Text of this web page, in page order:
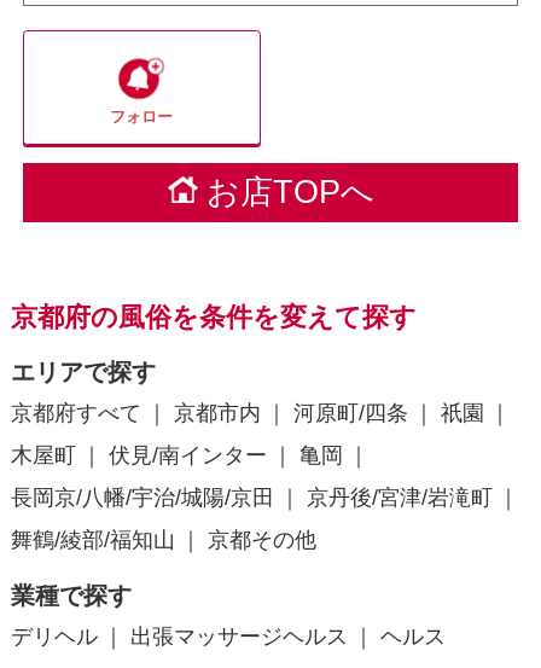
フォロー
お店TOPへ
京都府の風俗を条件を変えて探す
エリアで探す
京都府すべて 京都市内 河原町/四条
祇園
木屋町
伏見/南インター
亀岡
長岡京/八幡/宇治/城陽/京田
京丹後/宮津/岩滝町
舞鶴/綾部/福知山
京都その他
業種で探す
デリヘル 出張マッサージヘルス ヘルス